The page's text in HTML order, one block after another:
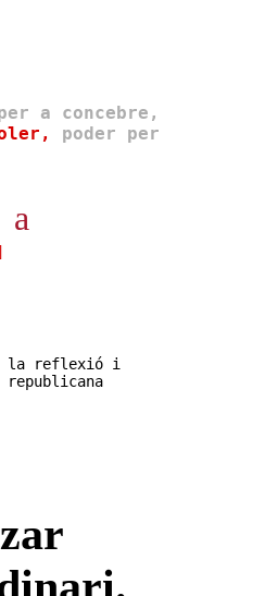
a concebre,
poder per
la reflexió i